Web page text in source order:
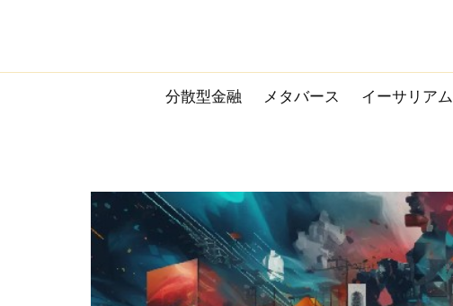
content
分散型金融 メタバース イーサリアム